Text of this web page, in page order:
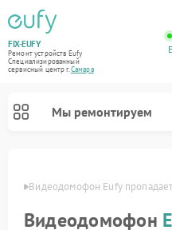
FIX-EUFY
Ремонт устройств Eufy
Специализированный
cервисный центр г.Самара
Мы ремонтируем
Видеодомофон Eufy пропадает
Видеодомофон